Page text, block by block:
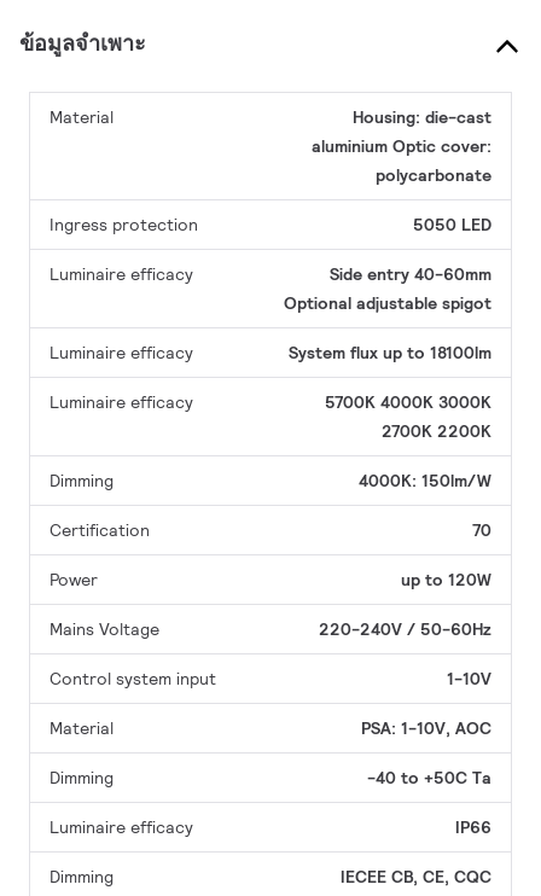
ข้อมูลจำเพาะ
Material
Housing: die-cast
aluminium Optic cover:
polycarbonate
Ingress protection 5050 LED
Luminaire efficacy
Side entry 40-60mm
Optional adjustable spigot
Luminaire efficacy System flux up to 18100lm
Luminaire efficacy 5700K 4000K 3000K
2700K 2200K
Dimming 4000K: 150lm/W
Certification 70
Power up to 120W
Mains Voltage 220-240V / 50-60Hz
Control system input 1-10V
Material PSA: 1-10V, AOC
Dimming -40 to +50C Ta
Luminaire efficacy IP66
Dimming IECEE CB, CE, CQC